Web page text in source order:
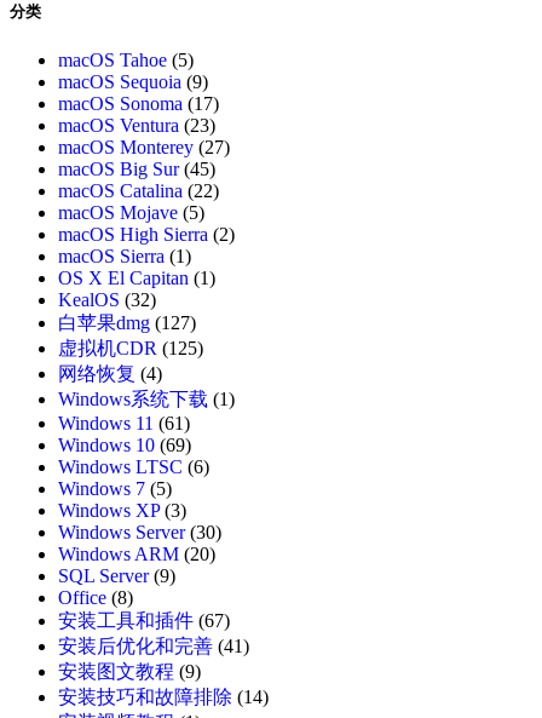
分类
macOS Tahoe (5)
macOS Sequoia (9)
macOS Sonoma (17)
macOS Ventura (23)
macOS Monterey (27)
macOS Big Sur(45)
macOS Catalina (22)
macOS Mojave (5)
macOS High Sierra (2)
macOS Sierra (1)
OS X El Capitan (1)
KealOS (32)
白苹果dmg (127)
虚拟机CDR (125)
网络恢复 (4)
Windows系统下载 (1)
Windows 11 (61)
Windows 10 (69)
Windows LTSC (6)
Windows 7 (5)
Windows XP(3)
Windows Server(30)
Windows ARM (20)
SQL Server(9)
Office (8)
安装工具和插件 (67)
安装后优化和完善 (41)
安装图文教程 (9)
安装技巧和故障排除 (14)